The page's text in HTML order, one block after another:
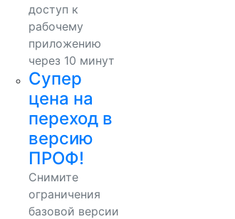
доступ к
рабочему
приложению
через 10 минут
Супер
цена на
переход в
версию
ПРОФ!
Снимите
ограничения
базовой версии